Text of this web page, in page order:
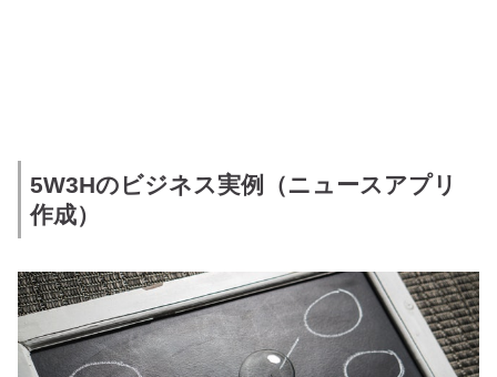
5W3Hのビジネス実例（ニュースアプリ
作成）